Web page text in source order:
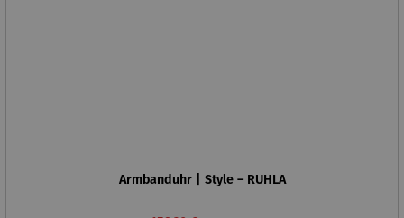
Armbanduhr | Style – RUHLA